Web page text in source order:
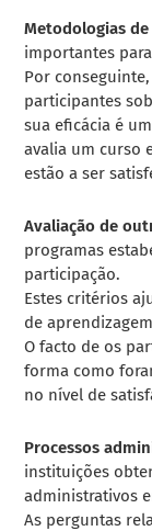
Metodologias
importantes
Por
participantes
sua eficácia é
avalia um curso
estão a ser
Avaliação de
programas
participação.
Estes critérios
de
O facto de os
forma como
no nível de
Processos
instituições
administrativos
As perguntas